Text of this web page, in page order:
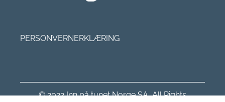
PERSONVERNERKLÆRING
© 2022 Inn på tunet Norge SA, All Rights